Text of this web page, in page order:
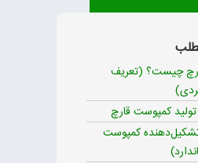
چیست؟ (تعریف
کمپوست قارچ
تشکیل‌دهنده کمپوست